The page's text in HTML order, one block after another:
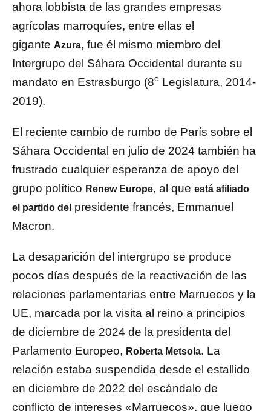
ahora lobbista de las grandes empresas
agrícolas marroquíes, entre ellas el
gigante Azura, fue él mismo miembro del
Intergrupo del Sáhara Occidental durante su
mandato en Estrasburgo (8e Legislatura, 2014-
2019).
El reciente cambio de rumbo de París sobre el
Sáhara Occidental en julio de 2024 también ha
frustrado cualquier esperanza de apoyo del
grupo político Renew Europe, al que está afiliado
el partido del presidente francés, Emmanuel
Macron.
La desaparición del intergrupo se produce
pocos días después de la reactivación de las
relaciones parlamentarias entre Marruecos y la
UE, marcada por la visita al reino a principios
de diciembre de 2024 de la presidenta del
Parlamento Europeo, Roberta Metsola. La
relación estaba suspendida desde el estallido
en diciembre de 2022 del escándalo de
conflicto de intereses «Marruecos», que luego